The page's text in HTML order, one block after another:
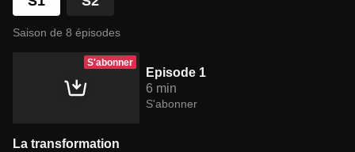
Saison de 8 épisodes
S'abonner
Episode 1
6 min
S'abonner
La transformation